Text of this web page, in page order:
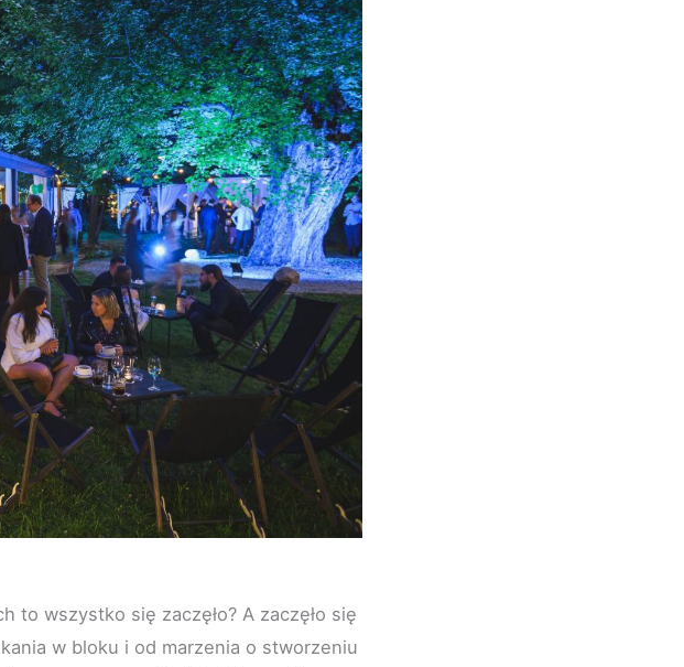
to wszystko się zaczęło? A zaczęło się
w bloku i od marzenia o stworzeniu